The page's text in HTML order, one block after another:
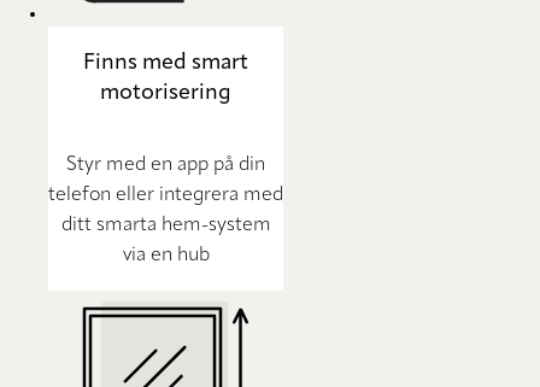
Finns med smart
motorisering
Styr med en app på din
telefon eller integrera med
ditt smarta hem-system
via en hub